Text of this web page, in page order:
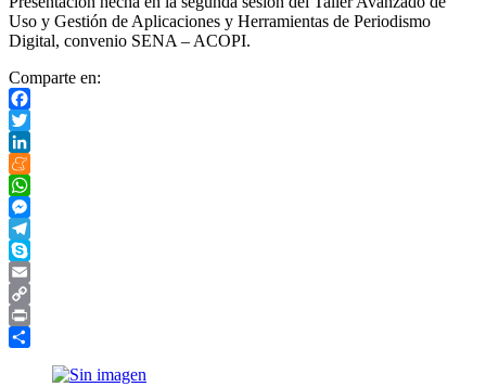
Uso y Gestión de Aplicaciones y Herramientas de Periodismo
Digital, convenio SENA – ACOPI.
Comparte en:
Facebook
Twitter
LinkedIn
Meneame
WhatsApp
Messenger
Telegram
Skype
Email
Copy
Link
Print